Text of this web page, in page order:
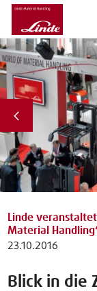
Linde
Material
23.10.2016
Blick in die